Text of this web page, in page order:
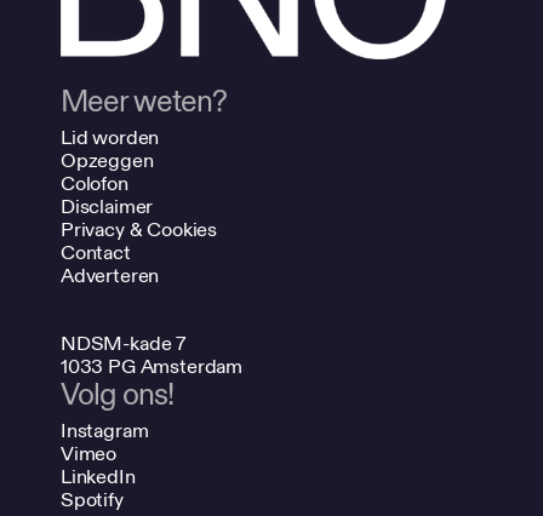
Meer weten?
Lid worden
Opzeggen
Colofon
Disclaimer
Privacy & Cookies
Contact
Adverteren
NDSM-kade 7
1033 PG Amsterdam
Volg ons!
Instagram
Vimeo
LinkedIn
Spotify